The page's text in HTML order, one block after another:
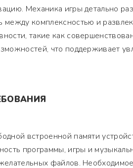
Механика игры детально
между комплексностью и
такие как
что поддерживает
встроенной памяти
программы, игры и
файлов.